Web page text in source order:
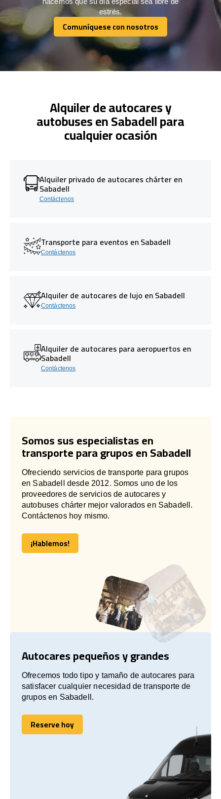
estrés.
Comuníquese con nosotros
Comuníquese con nosotros
Alquiler de autocares y
autobuses en Sabadell para
cualquier ocasión
Alquiler privado de autocares chárter en
Sabadell
Contáctenos
Transporte para eventos en Sabadell
Contáctenos
Alquiler de autocares de lujo en Sabadell
Contáctenos
Alquiler de autocares para aeropuertos en
Sabadell
Contáctenos
Somos sus especialistas en
transporte para grupos en Sabadell
Ofreciendo servicios de transporte para grupos
en Sabadell desde 2012. Somos uno de los
proveedores de servicios de autocares y
autobuses chárter mejor valorados en Sabadell.
Contáctenos hoy mismo.
¡Hablemos!
¡Hablemos!
Autocares pequeños y grandes
Ofrecemos todo tipo y tamaño de autocares para
satisfacer cualquier necesidad de transporte de
grupos en Sabadell.
Reserve hoy
Reserve hoy